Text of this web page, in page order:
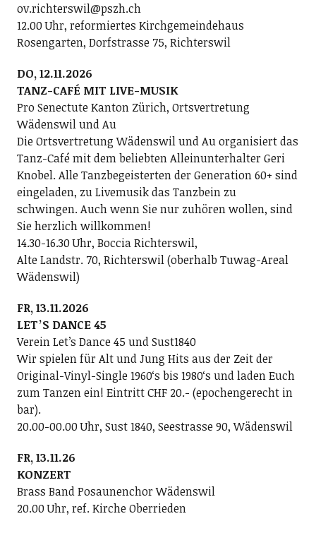
ov.richterswil@pszh.ch
12.00 Uhr, reformiertes Kirchgemeindehaus
Rosengarten, Dorfstrasse 75, Richterswil
DO, 12.11.2026
TANZ-CAFÉ MIT LIVE-MUSIK
Pro Senectute Kanton Zürich, Ortsvertretung
Wädenswil und Au
Die Ortsvertretung Wädenswil und Au organisiert das
Tanz-Café mit dem beliebten Alleinunterhalter Geri
Knobel. Alle Tanzbegeisterten der Generation 60+ sind
eingeladen, zu Livemusik das Tanzbein zu
schwingen. Auch wenn Sie nur zuhören wollen, sind
Sie herzlich willkommen!
14.30-16.30 Uhr, Boccia Richterswil,
Alte Landstr. 70, Richterswil (oberhalb Tuwag-Areal
Wädenswil)
FR, 13.11.2026
LETʼS DANCE 45
Verein Letʼs Dance 45 und Sust1840
Wir spielen für Alt und Jung Hits aus der Zeit der
Original-Vinyl-Single 1960ʻs bis 1980ʻs und laden Euch
zum Tanzen ein! Eintritt CHF 20.- (epochengerecht in
bar).
20.00-00.00 Uhr, Sust 1840, Seestrasse 90, Wädenswil
FR, 13.11.26
KONZERT
Brass Band Posaunenchor Wädenswil
20.00 Uhr, ref. Kirche Oberrieden